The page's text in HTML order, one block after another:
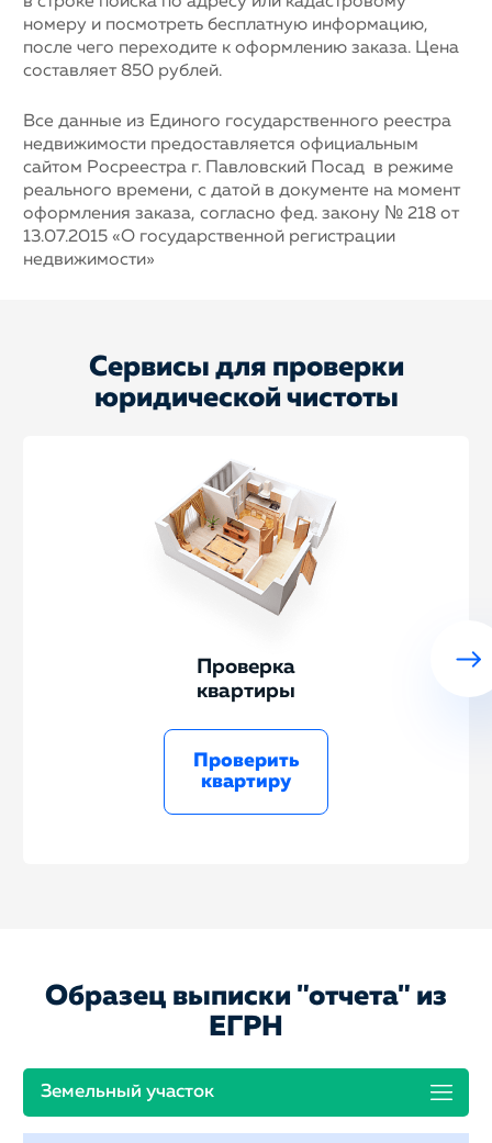
номеру и посмотреть бесплатную информацию,
после чего переходите к оформлению заказа. Цена
составляет 850 рублей.
Все данные из Единого государственного реестра
недвижимости предоставляется официальным
сайтом Росреестра г. Павловский Посад в режиме
реального времени, с датой в документе на момент
оформления заказа, согласно фед. закону № 218 от
13.07.2015 «О государственной регистрации
недвижимости»
Сервисы для проверки
юридической чистоты
Проверка
квартиры
Проверить
квартиру
Образец выписки "отчета" из
ЕГРН
Земельный участок